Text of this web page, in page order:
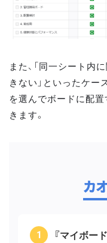
また、「同一シート内
きない」といったケー
を選んでボードに配
きます。
カ
『マイボー